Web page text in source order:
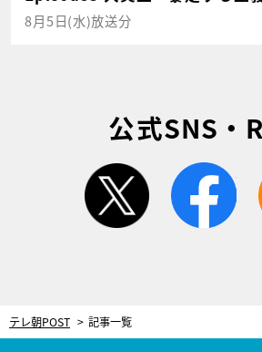
8月5日(水)放送分
公式SNS・
twitter
テレ朝POST 記事一覧